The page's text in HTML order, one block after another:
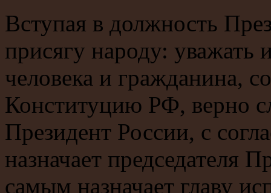
Вступая в должность
присягу народу: уважать
человека и гражданина,
Конституцию РФ, верно
Президент России, с
назначает председателя
самым назначает главу